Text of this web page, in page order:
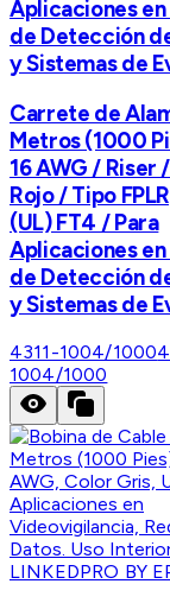
Aplicaciones
de Detección
y Sistemas de
Carrete de
Metros (1000
16 AWG / Riser
Rojo / Tipo
(UL) FT4 / Para
Aplicaciones
de Detección
y Sistemas de
4311-1004/1000
1004/1000
LINKEDPRO BY